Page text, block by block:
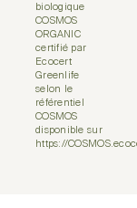
biologique
COSMOS
ORGANIC
certifié par
Ecocert
Greenlife
selon le
référentiel
COSMOS
disponible sur
https://